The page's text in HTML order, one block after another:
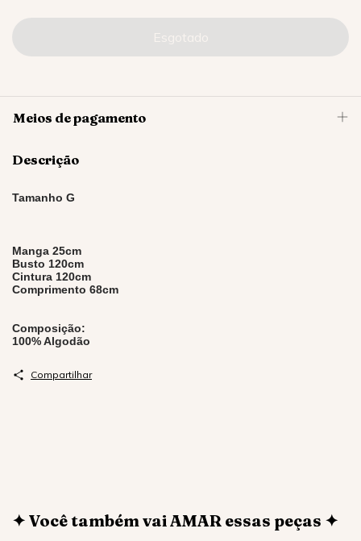
Meios de pagamento
Descrição
Tamanho G
Manga 25cm
Busto 120cm
Cintura 120cm
Comprimento 68cm
Composição:
100% Algodão
Compartilhar
✦ Você também vai AMAR essas peças ✦